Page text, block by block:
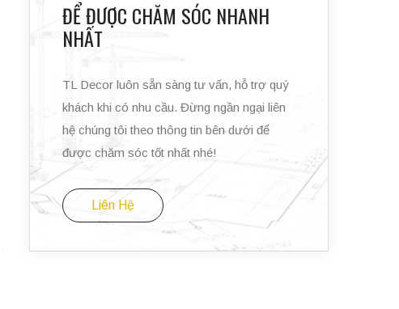
ĐỂ ĐƯỢC CHĂM SÓC NHANH
NHẤT
TL Decor luôn sẵn sàng tư vấn, hỗ trợ quý
khách khi có nhu cầu. Đừng ngần ngại liên
hệ chúng tôi theo thông tin bên dưới để
được chăm sóc tốt nhất nhé!
Liên Hệ